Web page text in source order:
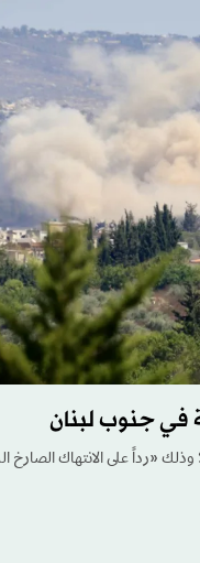
في جنوب لبنان
وذلك «رداً على الانتهاك الصارخ